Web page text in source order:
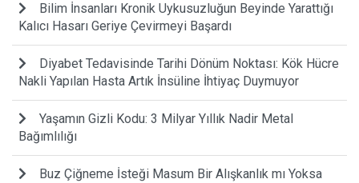
Bilim İnsanları Kronik Uykusuzluğun Beyinde Yarattığı
Kalıcı Hasarı Geriye Çevirmeyi Başardı
Diyabet Tedavisinde Tarihi Dönüm Noktası: Kök Hücre
Nakli Yapılan Hasta Artık İnsüline İhtiyaç Duymuyor
Yaşamın Gizli Kodu: 3 Milyar Yıllık Nadir Metal
Bağımlılığı
Buz Çiğneme İsteği Masum Bir Alışkanlık mı Yoksa